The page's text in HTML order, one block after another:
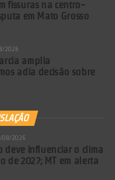
fissuras na centro-
em Mato Grosso
2026
amplia
adia decisão sobre
08/2026
deve influenciar o clima
de 2027; MT em alerta